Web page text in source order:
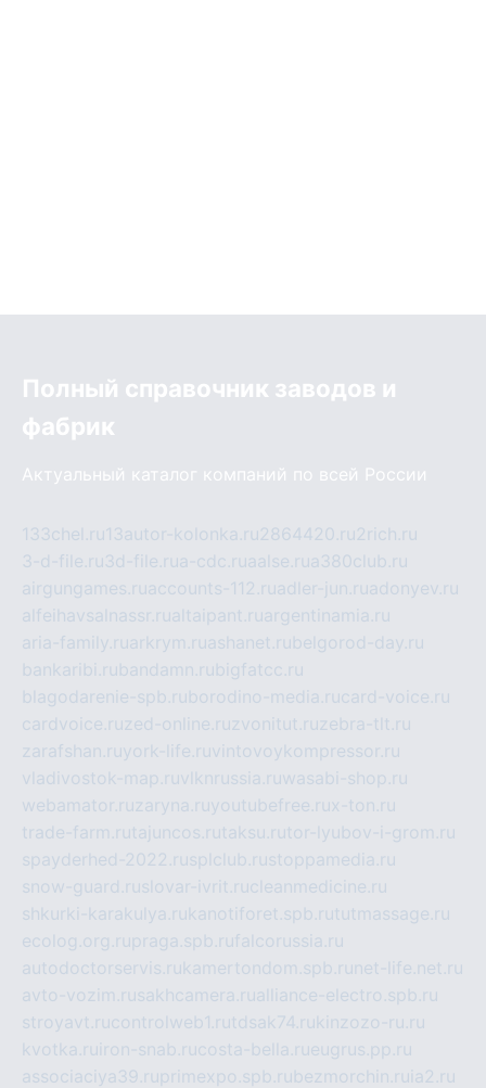
Полный справочник заводов и
фабрик
Актуальный каталог компаний по всей России
133chel.ru13autor-kolonka.ru2864420.ru2rich.ru
3-d-file.ru3d-file.rua-cdc.ruaalse.rua380club.ru
airgungames.ruaccounts-112.ruadler-jun.ruadonyev.ru
alfeihavsalnassr.rualtaipant.ruargentinamia.ru
aria-family.ruarkrym.ruashanet.rubelgorod-day.ru
bankaribi.rubandamn.rubigfatcc.ru
blagodarenie-spb.ruborodino-media.rucard-voice.ru
cardvoice.ruzed-online.ruzvonitut.ruzebra-tlt.ru
zarafshan.ruyork-life.ruvintovoykompressor.ru
vladivostok-map.ruvlknrussia.ruwasabi-shop.ru
webamator.ruzaryna.ruyoutubefree.rux-ton.ru
trade-farm.rutajuncos.rutaksu.rutor-lyubov-i-grom.ru
spayderhed-2022.rusplclub.rustoppamedia.ru
snow-guard.ruslovar-ivrit.rucleanmedicine.ru
shkurki-karakulya.rukanotiforet.spb.rututmassage.ru
ecolog.org.rupraga.spb.rufalcorussia.ru
autodoctorservis.rukamertondom.spb.ru net-life.net.ru
avto-vozim.rusakhcamera.rualliance-electro.spb.ru
stroyavt.rucontrolweb1.rutdsak74.rukinzozo-ru.ru
kvotka.ru iron-snab.rucosta-bella.rueugrus.pp.ru
associaciya39.ruprimexpo.spb.rubezmorchin.ru ia2.ru